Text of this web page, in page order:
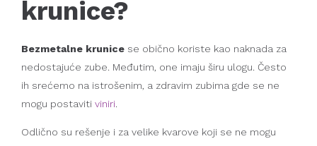
krunice?
Bezmetalne krunice se obično koriste kao naknada za
nedostajuće zube. Međutim, one imaju širu ulogu. Često
ih srećemo na istrošenim, a zdravim zubima gde se ne
mogu postaviti viniri.
Odlično su rešenje i za velike kvarove koji se ne mogu